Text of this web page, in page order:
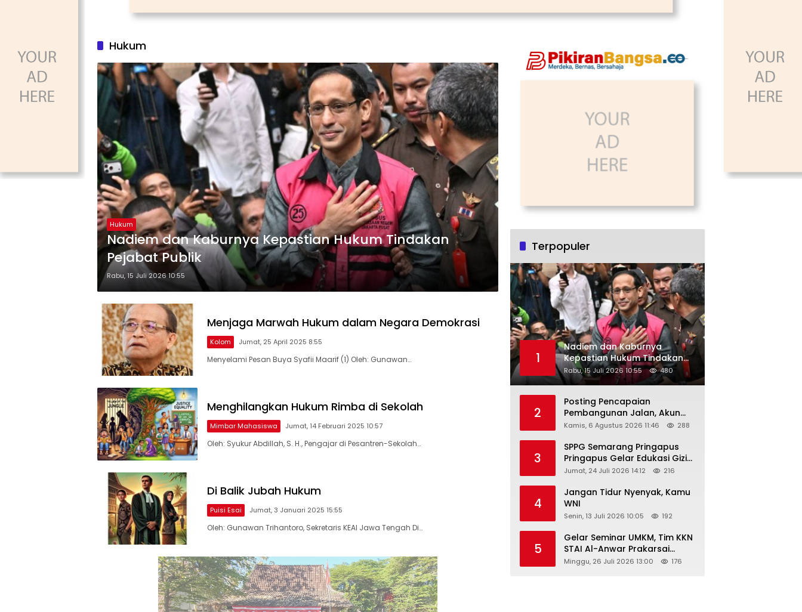
Hukum
Hukum
Nadiem dan Kaburnya Kepastian Hukum Tindakan
Pejabat Publik
Rabu, 15 Juli 2026 10:55
Menjaga Marwah Hukum dalam Negara Demokrasi
Kolom Jumat, 25 April 2025 8:55
Menyelami Pesan Buya Syafii Maarif (1) Oleh: Gunawan…
Menghilangkan Hukum Rimba di Sekolah
Mimbar Mahasiswa Jumat, 14 Februari 2025 10:57
Oleh: Syukur Abdillah, S. H., Pengajar di Pesantren-Sekolah…
Di Balik Jubah Hukum
Puisi Esai Jumat, 3 Januari 2025 15:55
Oleh: Gunawan Trihantoro, Sekretaris KEAI Jawa Tengah Di…
Terpopuler
1
Nadiem dan Kaburnya
Kepastian Hukum Tindakan
Pejabat Publik
Rabu, 15 Juli 2026 10:55 480
2
Posting Pencapaian
Pembangunan Jalan, Akun
Facebook Pemerintah
“Dirujak” Warganet
Kamis, 6 Agustus 2026 11:46 288
3
SPPG Semarang Pringapus
Pringapus Gelar Edukasi Gizi
di PAUD Bina Balita Peringati
Jumat, 24 Juli 2026 14:12 216
4
Jangan Tidur Nyenyak, Kamu
WNI
Senin, 13 Juli 2026 10:05 192
5
Gelar Seminar UMKM, Tim KKN
STAI Al-Anwar Prakarsai
Usaha Tepung Maizena di
Minggu, 26 Juli 2026 13:00 176